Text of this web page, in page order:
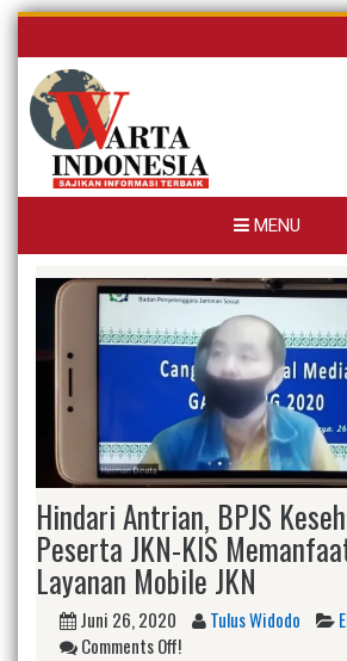
Skip
content
MENU
Hindari Antrian, BPJS
Peserta JKN-KIS
Layanan Mobile JKN
Juni 26, 2020 Tulus Widodo
Comments Off!